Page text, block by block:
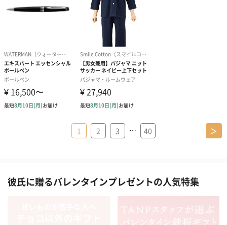
1 2 3 … 40 ＞
彼氏に贈るバレンタインプレゼントの人気特集